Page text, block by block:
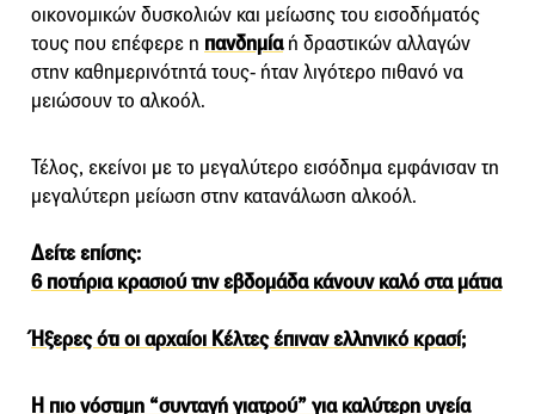
οικονομικών δυσκολιών και μείωσης του εισοδήματός
τους που επέφερε η πανδημίαή δραστικών αλλαγών
στην καθημερινότητά τους- ήταν λιγότερο πιθανό να
μειώσουν το αλκοόλ.
Τέλος, εκείνοι με το μεγαλύτερο εισόδημα εμφάνισαν τη
μεγαλύτερη μείωση στην κατανάλωση αλκοόλ.
Δείτε επίσης:
6 ποτήρια κρασιού την εβδομάδα κάνουν καλό στα μάτια
Ήξερες ότι οι αρχαίοι Κέλτες έπιναν ελληνικό κρασί;
Η πιο νόστιμη “συνταγή γιατρού” για καλύτερη υγεία